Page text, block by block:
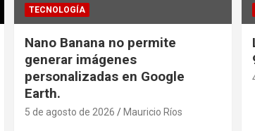
TECNOLOGÍA
Nano Banana no permite
generar imágenes
personalizadas en Google
Earth.
5 de agosto de 2026 Mauricio Ríos